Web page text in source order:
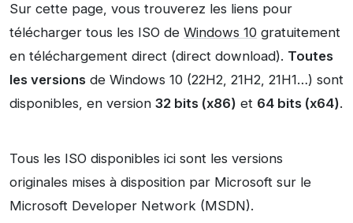
Sur cette page, vous trouverez les liens pour
télécharger tous les ISO de Windows 10 gratuitement
en téléchargement direct (direct download). Toutes
les versions de Windows 10 (22H2, 21H2, 21H1…) sont
disponibles, en version 32 bits (x86) et 64 bits (x64).
Tous les ISO disponibles ici sont les versions
originales mises à disposition par Microsoft sur le
Microsoft Developer Network (MSDN).